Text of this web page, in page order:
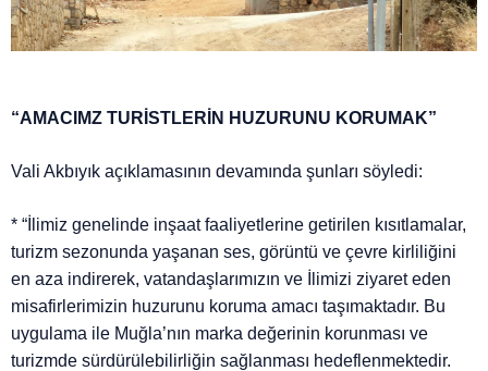
“AMACIMZ TURİSTLERİN HUZURUNU KORUMAK”
Vali Akbıyık açıklamasının devamında şunları söyledi:
* “İlimiz genelinde inşaat faaliyetlerine getirilen kısıtlamalar,
turizm sezonunda yaşanan ses, görüntü ve çevre kirliliğini
en aza indirerek, vatandaşlarımızın ve İlimizi ziyaret eden
misafirlerimizin huzurunu koruma amacı taşımaktadır. Bu
uygulama ile Muğla’nın marka değerinin korunması ve
turizmde sürdürülebilirliğin sağlanması hedeflenmektedir.